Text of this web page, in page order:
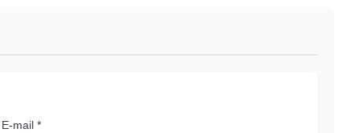
E-mail *